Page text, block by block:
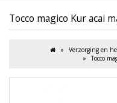
Tocco magico Kur acai
Verzorging en
Tocco